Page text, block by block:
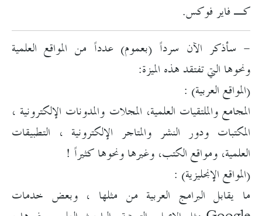
كـ فاير فوكس.
- سأذكر الآن سرداً (بعموم) عدداً من المواقع العلمية
ونحوها التي تفتقد هذه الميزة:
(المواقع العربية) :
المجامع والملتقيات العلمية، المجلات والمدونات الإلكترونية ،
المكتبات ودور النشر والمتاجر الإلكترونية ، التطبيقات
العلمية، ومواقع الكتب، وغيرها ونحوها كثيراً !
(المواقع الإنجليزية) :
ما يقابل البرامج العربية من مثلها ، وبعض خدمات